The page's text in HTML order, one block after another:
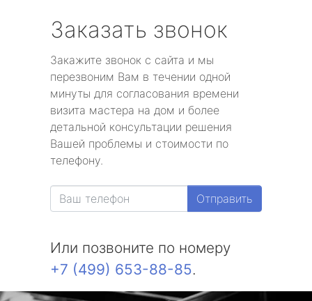
Заказать звонок
Закажите звонок с сайта и мы
перезвоним Вам в течении одной
минуты для согласования времени
визита мастера на дом и более
детальной консультации решения
Вашей проблемы и стоимости по
телефону.
Отправить
Или позвоните по номеру
+7 (499) 653-88-85.